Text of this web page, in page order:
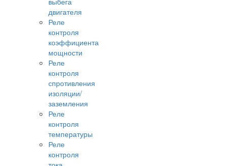
двигателя
Реле
контроля
коэффициента
мощности
Реле
контроля
спротивления
изоляции/
заземления
Реле
контроля
температуры
Реле
контроля